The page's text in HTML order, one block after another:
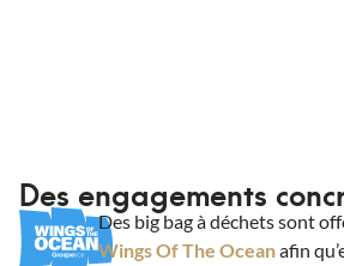
Des engagements
Des big bag à déchets sont
Wings Of The Oceanafin